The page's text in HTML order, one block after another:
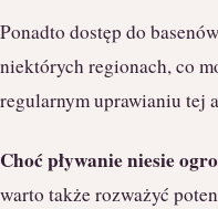
Ponadto dostęp do
niektórych regionach, co
regularnym uprawianiu tej
Choć pływanie niesie
warto także rozważyć